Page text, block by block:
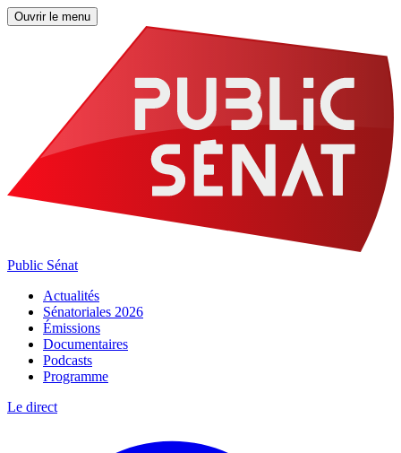
Ouvrir le menu
Public Sénat
Actualités
Sénatoriales 2026
Émissions
Documentaires
Podcasts
Programme
Le direct